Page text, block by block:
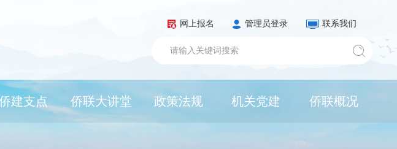
网上报名 管理员登录 联系我们
建支点 侨联大讲堂 政策法规 机关党建 侨联概况